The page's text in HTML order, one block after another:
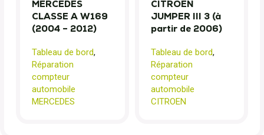
MERCEDES
CLASSE A W169
(2004 – 2012)
Tableau de bord,
Réparation
compteur
automobile
MERCEDES
CITROEN
JUMPER III 3 (à
partir de 2006)
Tableau de bord,
Réparation
compteur
automobile
CITROEN